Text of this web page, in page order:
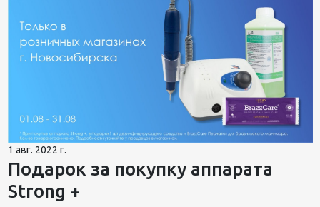
1 авг. 2022 г.
Подарок за покупку аппарата
Strong +